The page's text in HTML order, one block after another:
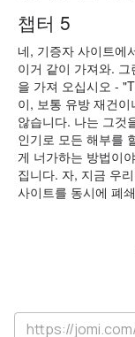
챕터 5
네, 기증자 사이트에
이거 같이 가져와.
을 가져 오십시오 -
이, 보통 유방 재건
않습니다. 나는 그것
인기로 모든 해부를
게 너가하는 방법이
집니다. 자, 지금 우
사이트를 동시에 폐